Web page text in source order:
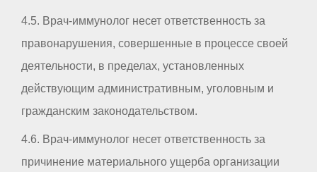
4.5. Врач-иммунолог несет ответственность за
правонарушения, совершенные в процессе своей
деятельности, в пределах, установленных
действующим административным, уголовным и
гражданским законодательством.
4.6. Врач-иммунолог несет ответственность за
причинение материального ущерба организации